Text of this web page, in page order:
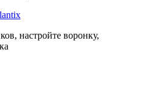
настройте воронку,